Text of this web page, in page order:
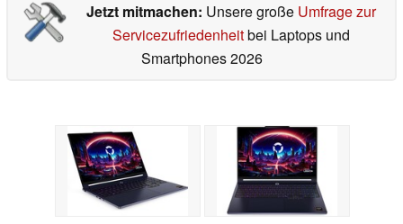
Jetzt mitmachen: Unsere große Umfrage zur
Servicezufriedenheitbei Laptops und
Smartphones 2026